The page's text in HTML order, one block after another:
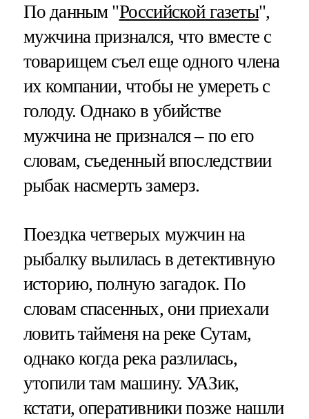
По данным "Российской газеты",
мужчина признался, что вместе с
товарищем съел еще одного члена
их компании, чтобы не умереть с
голоду. Однако в убийстве
мужчина не признался – по его
словам, съеденный впоследствии
рыбак насмерть замерз.
Поездка четверых мужчин на
рыбалку вылилась в детективную
историю, полную загадок. По
словам спасенных, они приехали
ловить тайменя на реке Сутам,
однако когда река разлилась,
утопили там машину. УАЗик,
кстати, оперативники позже нашли